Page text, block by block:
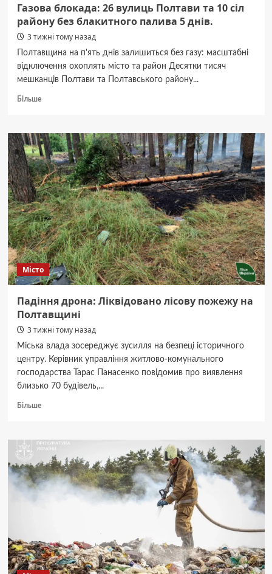
Газова блокада: 26 вулиць Полтави та 10 сіл
району без блакитного палива 5 днів.
3 тижні тому назад
Полтавщина на п'ять днів залишиться без газу: масштабні
відключення охоплять місто та район Десятки тисяч
мешканців Полтави та Полтавського району...
БільшеДокладніше
блокада:
26
вулиць
Полтави
та
10
сіл
району
без
блакитного
палива
5
днів.
Місто
Падіння дрона: Ліквідовано лісову пожежу на
Полтавщині
3 тижні тому назад
Міська влада зосереджує зусилля на безпеці історичного
центру. Керівник управління житлово-комунального
господарства Тарас Панасенко повідомив про виявлення
близько 70 будівель,...
БільшеДокладніше
дрона:
Ліквідовано
лісову
пожежу
на
Полтавщині